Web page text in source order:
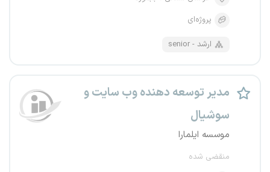
پروژه‌ای
senior - ارشد
مدیر توسعه دهنده وب سایت و
سوشیال
موسسه ایلمارا
منقضی شده